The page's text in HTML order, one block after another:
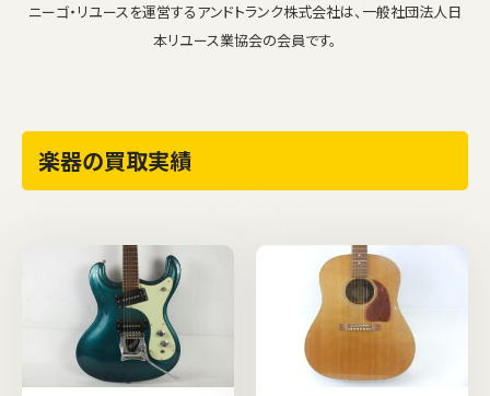
ニーゴ・リユースを運営するアンドトランク株式会社は、一般社団法人日
本リユース業協会の会員です。
楽器の買取実績